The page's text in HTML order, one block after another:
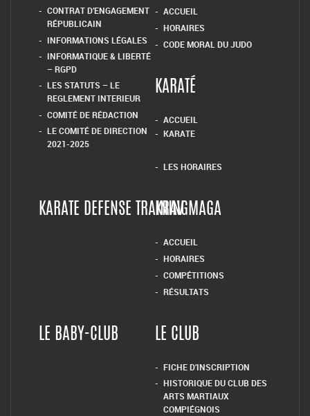
CONTRAT D’ENGAGEMENT
RÉPUBLICAIN
INFORMATIONS LÉGALES
INFORMATIQUE & LIBERTÉ
– RGPD
LES STATUTS – LE
REGLEMENT INTERIEUR
COMITÉ DE RÉDACTION
LE COMITÉ DE DIRECTION
2021-2025
ACCUEIL
HORAIRES
CODE MORAL DU JUDO
KARATÉ
ACCUEIL
KARATE
LES HORAIRES
KARATE DEFENSE TRAININGKRAV MAGA
ACCUEIL
HORAIRES
COMPÉTITIONS
RÉSULTATS
LE BABY-CLUB LE CLUB
FICHE D’INSCRIPTION
HISTORIQUE DU CLUB DES
ARTS MARTIAUX
COMPIÉGNOIS